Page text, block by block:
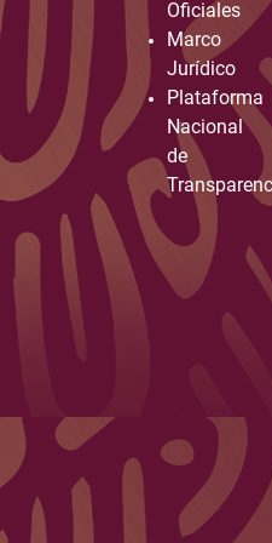
Oficiales
Marco
Jurídico
Plataforma
Nacional
de